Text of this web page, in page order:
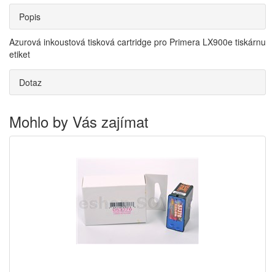
Popis
Azurová inkoustová tisková cartridge pro Primera LX900e tiskárnu
etiket
Dotaz
Mohlo by Vás zajímat